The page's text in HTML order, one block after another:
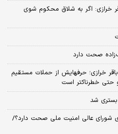
خرازی: اگر به شلاق محکوم شوی
صحت دارد
خرازی؛ حرفهایش از حملات مستقیم
و حتی خطرناکتر است
شد
شورای عالی امنیت ملی صحت دارد؟/